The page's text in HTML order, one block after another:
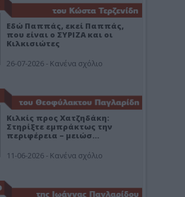
Εδώ Παππάς, εκεί Παππάς,
που είναι ο ΣΥΡΙΖΑ και οι
Κιλκισιώτες
26-07-2026 - Κανένα σχόλιο
Κιλκίς προς Χατζηδάκη:
Στηρίξτε εμπράκτως την
περιφέρεια – μειώσ…
11-06-2026 - Κανένα σχόλιο